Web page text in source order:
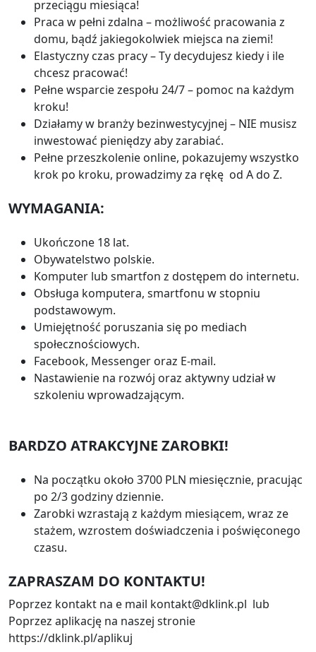
przeciągu miesiąca!
Praca w pełni zdalna – możliwość pracowania z
domu, bądź jakiegokolwiek miejsca na ziemi!
Elastyczny czas pracy – Ty decydujesz kiedy i ile
chcesz pracować!
Pełne wsparcie zespołu 24/7 – pomoc na każdym
kroku!
Działamy w branży bezinwestycyjnej – NIE musisz
inwestować pieniędzy aby zarabiać.
Pełne przeszkolenie online, pokazujemy wszystko
krok po kroku, prowadzimy za rękę od A do Z.
WYMAGANIA:
Ukończone 18 lat.
Obywatelstwo polskie.
Komputer lub smartfon z dostępem do internetu.
Obsługa komputera, smartfonu w stopniu
podstawowym.
Umiejętność poruszania się po mediach
społecznościowych.
Facebook, Messenger oraz E-mail.
Nastawienie na rozwój oraz aktywny udział w
szkoleniu wprowadzającym.
BARDZO ATRAKCYJNE ZAROBKI!
Na początku około 3700 PLN miesięcznie, pracując
po 2/3 godziny dziennie.
Zarobki wzrastają z każdym miesiącem, wraz ze
stażem, wzrostem doświadczenia i poświęconego
czasu.
ZAPRASZAM DO KONTAKTU!
Poprzez kontakt na e mail kontakt@dklink.pl lub
Poprzez aplikację na naszej stronie
https://dklink.pl/aplikuj